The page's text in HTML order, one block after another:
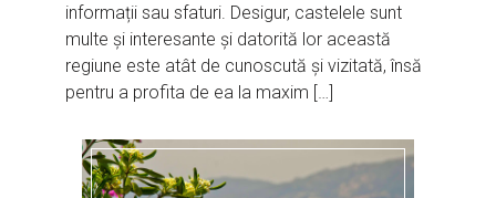
informații sau sfaturi. Desigur, castelele sunt
multe și interesante și datorită lor această
regiune este atât de cunoscută și vizitată, însă
pentru a profita de ea la maxim […]